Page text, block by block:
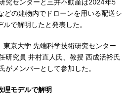
究センターと三井不動産は2024年5
どの建物内でドローンを用いる配送シ
で解明したと発表した。
京大学 先端科学技術研究センター
研究員 井村直人氏、教授 西成活裕氏
がメンバーとして参加した。
理モデルで解明